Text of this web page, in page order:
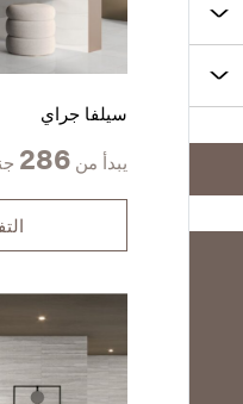
سيلفا جراي
يبدأ من 286